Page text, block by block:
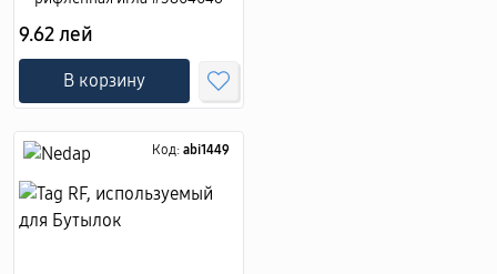
9.62 лей
В корзину
Код: abi1449